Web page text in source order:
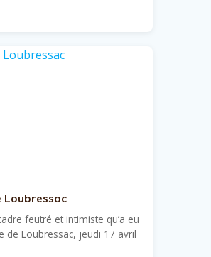
Loubressac
feutré et intimiste qu’a eu
de Loubressac, jeudi 17 avril